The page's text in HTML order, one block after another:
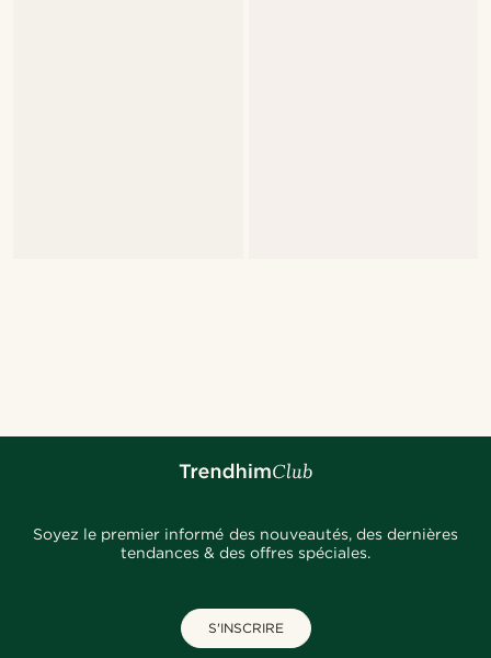
Soyez le premier informé des nouveautés, des dernières
tendances & des offres spéciales.
S'INSCRIRE